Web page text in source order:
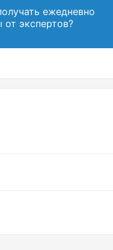
ежедневно
от экспертов?